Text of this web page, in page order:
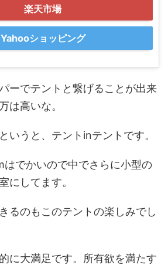
楽天市場
Yahooショッピング
ーでテントと繋げることが出来
は高いな。
いうと、テントinテントです。
でかいので中でさらに小型の
にしてます。
るのもこのテントの楽しみでし
に大満足です。所有欲を満たす